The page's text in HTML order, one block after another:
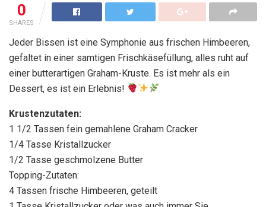
0
SHARES
Jeder Bissen ist eine Symphonie aus frischen Himbeeren,
gefaltet in einer samtigen Frischkäsefüllung, alles ruht auf
einer butterartigen Graham-Kruste. Es ist mehr als ein
Dessert, es ist ein Erlebnis!
Krustenzutaten:
1 1/2 Tassen fein gemahlene Graham Cracker
1/4 Tasse Kristallzucker
1/2 Tasse geschmolzene Butter
Topping-Zutaten:
4 Tassen frische Himbeeren, geteilt